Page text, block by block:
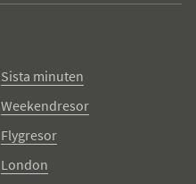
Sista minuten
Weekendresor
Flygresor
London